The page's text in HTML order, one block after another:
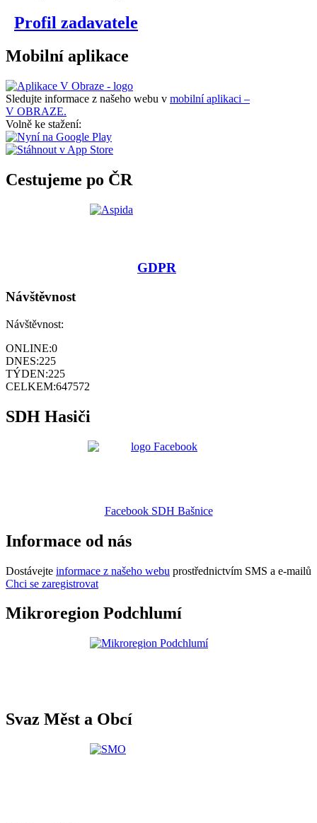
Profil zadavatele
Mobilní aplikace
Sledujte informace z našeho webu v mobilní aplikaci –
V OBRAZE.
Volně ke stažení:
Cestujeme po ČR
GDPR
Návštěvnost
Návštěvnost:
ONLINE:0
DNES:225
TÝDEN:225
CELKEM:647572
SDH Hasiči
Facebook SDH Bašnice
Informace od nás
Dostávejte informace z našeho webu prostřednictvím SMS a e-mailů
Chci se zaregistrovat
Mikroregion Podchlumí
Svaz Měst a Obcí